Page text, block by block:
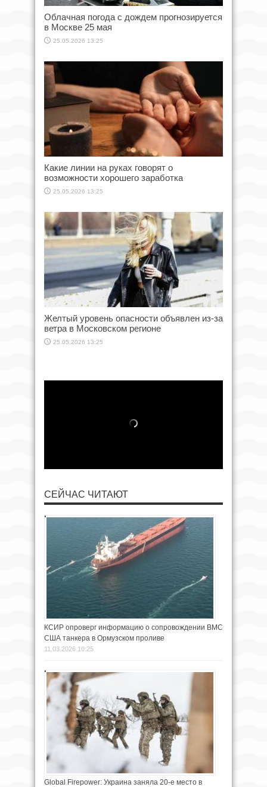
Облачная погода с дождем прогнозируется
в Москве 25 мая
25.05.2026 13:25
Какие линии на руках говорят о
возможности хорошего заработка
25.05.2026 13:25
Желтый уровень опасности объявлен из-за
ветра в Московском регионе
25.05.2026 13:25
СЕЙЧАС ЧИТАЮТ
КСИР опроверг информацию о сопровождении ВМС
США танкера в Ормузском проливе
11.03.2026 10:25
Global Firepower: Украина заняла 20-е место в